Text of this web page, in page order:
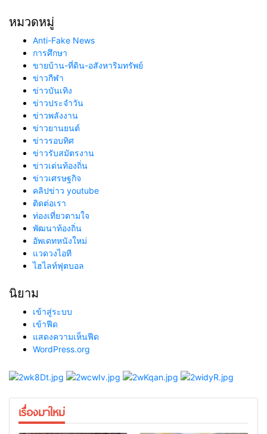
หมวดหมู่
Anti-Fake News
การศึกษา
ขายบ้าน-ที่ดิน-อสังหาริมทรัพย์
ข่าวกีฬา
ข่าวบันเทิง
ข่าวประจำวัน
ข่าวพลังงาน
ข่าวยานยนต์
ข่าวรอบทิศ
ข่าวรับสมัตรงาน
ข่าวเด่นท้องถิ่น
ข่าวเศรษฐกิจ
คลิปข่าว youtube
ติดต่อเรา
ท่องเที่ยวตามใจ
พัฒนาท้องถิ่น
อัพเดทหนังใหม่
แวดวงไอที
ไฮไลท์ฟุตบอล
นิยาม
เข้าสู่ระบบ
เข้าฟีด
แสดงความเห็นฟีด
WordPress.org
เรื่องมาใหม่